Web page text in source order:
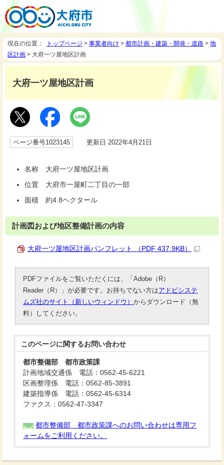
現在の位置： トップページ > 事業者向け > 都市計画・建築・開発・道路 > 地
区計画 > 大府一ツ屋地区計画
大府一ツ屋地区計画
ページ番号1023145 更新日 2022年4月21日
名称 大府一ツ屋地区計画
位置 大府市一屋町二丁目の一部
面積 約4.8ヘクタール
計画図および地区整備計画の内容
大府一ツ屋地区計画パンフレット （PDF 437.9KB）
PDFファイルをご覧いただくには、「Adobe（R）
Reader（R）」が必要です。お持ちでない方はアドビシステ
ムズ社のサイト（新しいウィンドウ）からダウンロード（無
料）してください。
このページに関するお問い合わせ
都市整備部 都市政策課
計画地域交通係 電話：0562-45-6221
区画整理係 電話：0562-85-3891
建築指導係 電話：0562-45-6314
ファクス：0562-47-3347
都市整備部 都市政策課へのお問い合わせは専用フ
ォームをご利用ください。